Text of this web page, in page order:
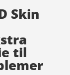
Skin
til